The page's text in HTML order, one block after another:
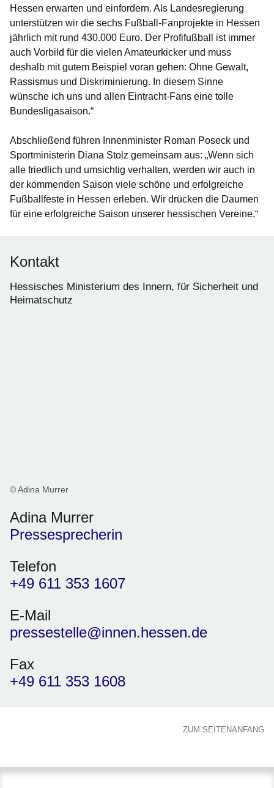
Hessen erwarten und einfordern. Als Landesregierung
unterstützen wir die sechs Fußball-Fanprojekte in Hessen
jährlich mit rund 430.000 Euro. Der Profifußball ist immer
auch Vorbild für die vielen Amateurkicker und muss
deshalb mit gutem Beispiel voran gehen: Ohne Gewalt,
Rassismus und Diskriminierung. In diesem Sinne
wünsche ich uns und allen Eintracht-Fans eine tolle
Bundesligasaison.“
Abschließend führen Innenminister Roman Poseck und
Sportministerin Diana Stolz gemeinsam aus: „Wenn sich
alle friedlich und umsichtig verhalten, werden wir auch in
der kommenden Saison viele schöne und erfolgreiche
Fußballfeste in Hessen erleben. Wir drücken die Daumen
für eine erfolgreiche Saison unserer hessischen Vereine.“
Kontakt
Hessisches Ministerium des Innern, für Sicherheit und
Heimatschutz
© Adina Murrer
Adina Murrer
Pressesprecherin
Telefon
+49 611 353 1607
E-Mail
pressestelle@innen.hessen.de
Fax
+49 611 353 1608
ZUM SEITENANFANG